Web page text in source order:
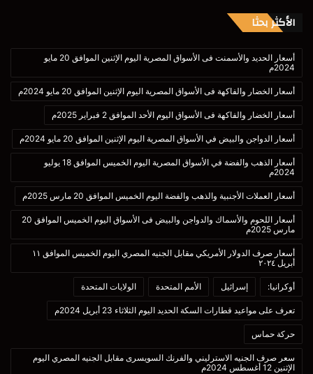
الأكثر بحثا
أسعار الحديد والأسمنت فى الأسواق المصرية اليوم الإثنين الموافق 20 مايو
2024م
أسعار الخضار والفاكهة فى الأسواق المصرية اليوم الإثنين الموافق 20 مايو 2024م
أسعار الخضار والفاكهة فى الأسواق اليوم الأحد الموافق 2 فبراير 2025م
أسعار الدواجن والبيض في الأسواق المصرية اليوم الإثنين الموافق 20 مايو 2024م
أسعار الذهب والفضة في الأسواق المصرية اليوم الخميس الموافق 18 يوليو
2024م
أسعار العملات الأجنبية والذهب والفضة اليوم الخميس الموافق 20 مارس 2025م
أسعار اللحوم والأسماك والدواجن والبيض فى الأسواق اليوم الخميس الموافق 20
مارس 2025م
أسعار صرف الدولار الأمريكي مقابل الجنيه المصري اليوم الخميس الموافق ١١
أبريل ٢٠٢٤
أوكرانيا: إسرائيل الأمم المتحدة الولايات المتحدة
تعرف على مواعيد قطارات السكة الحديد اليوم الثلاثاء 23 أبريل 2024م
حركة حماس
سعر صرف الجنيه الاسترليني والفرنك السويسرى مقابل الجنيه المصري اليوم
الإثنين 12 أغسطس 2024م